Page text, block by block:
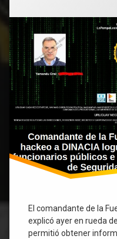
El comandante de la
explicó ayer en rueda
permitió obtener
públicos
y
al
Sistema
de
Gestión
de
Seguridad
Pública
(SGSP).